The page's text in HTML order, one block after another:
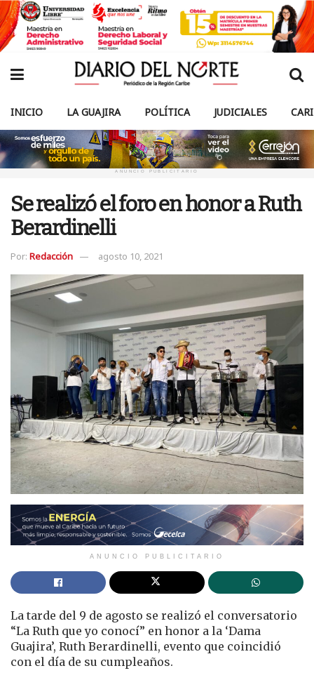
INICIO LA GUAJIRA POLÍTICA JUDICIALES
ANUNCIO PUBLICITARIO
Se realizó el foro en honor a Ruth
Berardinelli
Por: Redacción agosto 10, 2021
ANUNCIO PUBLICITARIO
La tarde del 9 de agosto se realizó el conversatorio
“La Ruth que yo conocí” en honor a la ‘Dama
Guajira’, Ruth Berardinelli, evento que coincidió
con el día de su cumpleaños.